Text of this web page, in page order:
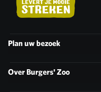
Plan uw bezoek
Over Burgers' Zoo